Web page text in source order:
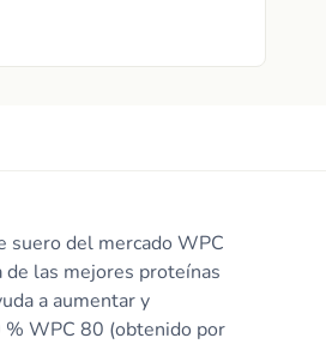
suero del mercado WPC
las mejores proteínas
a aumentar y
WPC 80 (obtenido por